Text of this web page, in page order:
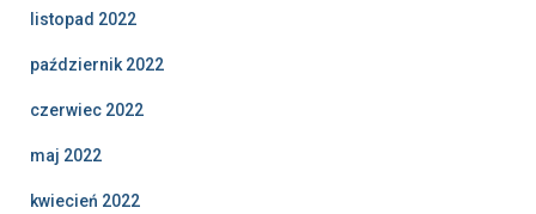
listopad 2022
październik 2022
czerwiec 2022
maj 2022
kwiecień 2022